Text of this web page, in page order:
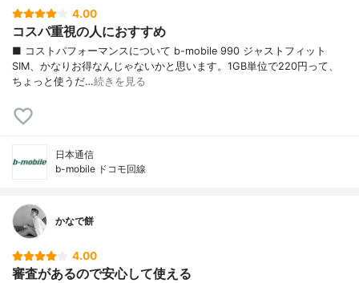
4.00
コスパ重視の人におすすめ
■ コストパフォーマンスについて b-mobile 990 ジャストフィット
SIM、かなりお得なんじゃないかと思います。1GB単位で220円って、
ちょっと使うだ…続きを見る
日本通信
b-mobile ドコモ回線
かなで餅
4.00
審査があるので安心して使える